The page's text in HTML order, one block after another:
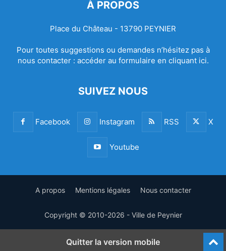
À PROPOS
Place du Château - 13790 PEYNIER
Pour toutes suggestions ou demandes n’hésitez pas à
nous contacter : accéder au formulaire en cliquant ici.
SUIVEZ NOUS
Facebook Instagram RSS X
Youtube
A propos Mentions légales Nous contacter
Copyright © 2010-2026 - Ville de Peynier
Quitter la version mobile